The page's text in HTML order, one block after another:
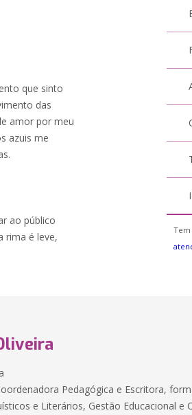
que sinto
das
amor por meu
azuis me
ao público
rima é leve,
Pedagógica e Escritora,
e Literários, Gestão Educacional e